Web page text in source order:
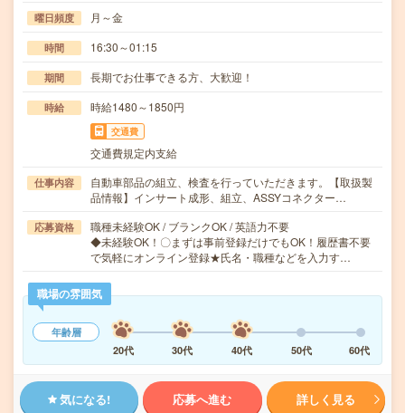
曜日頻度 月～金
時間 16:30～01:15
期間 長期でお仕事できる方、大歓迎！
時給 時給1480～1850円
交通費
交通費規定内支給
仕事内容
自動車部品の組立、検査を行っていただきます。【取扱製
品情報】インサート成形、組立、ASSYコネクター…
応募資格
職種未経験OK / ブランクOK / 英語力不要
◆未経験OK！〇まずは事前登録だけでもOK！履歴書不要
で気軽にオンライン登録★氏名・職種などを入力す…
職場の雰囲気
年齢層
20代
30代 40代 50代 60代
気になる! 応募へ進む 詳しく見る